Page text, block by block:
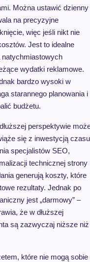
Można ustawić dzienny
na precyzyjne
więc jeśli nikt nie
Jest to idealne
natychmiastowych
wydatki reklamowe.
bardzo wysoki w
starannego planowania i
budżetu.
perspektywie
się z inwestycją czasu
specjalistów SEO,
technicznej strony
generują koszty, które
rezultaty. Jednak po
jest „darmowy” –
że w dłuższej
są zazwyczaj niższe niż
które nie mogą sobie